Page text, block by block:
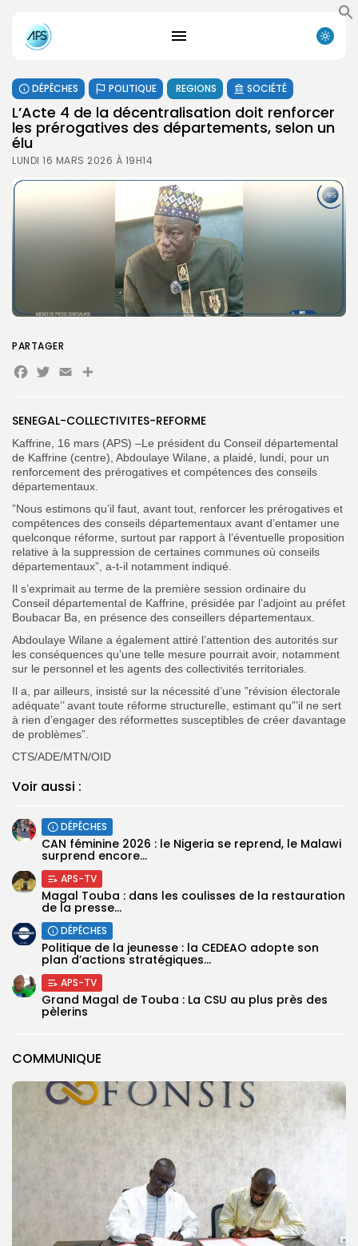
DÉPÊCHES POLITIQUE REGIONS SOCIÉTÉ
L’Acte 4 de la décentralisation doit renforcer
les prérogatives des départements, selon un
élu
LUNDI 16 MARS 2026 À 19H14
COMMUNIQUE
SENEGAL-COLLECTIVITES-REFORME
Kaffrine, 16 mars (APS) –Le président du Conseil départemental
de Kaffrine (centre), Abdoulaye Wilane, a plaidé, lundi, pour un
renforcement des prérogatives et compétences des conseils
départementaux.
”Nous estimons qu’il faut, avant tout, renforcer les prérogatives et
compétences des conseils départementaux avant d’entamer une
quelconque réforme, surtout par rapport à l’éventuelle proposition
relative à la suppression de certaines communes où conseils
départementaux”, a-t-il notamment indiqué.
Il s’exprimait au terme de la première session ordinaire du
Conseil départemental de Kaffrine, présidée par l’adjoint au préfet
Boubacar Ba, en présence des conseillers départementaux.
Abdoulaye Wilane a également attiré l’attention des autorités sur
les conséquences qu’une telle mesure pourrait avoir, notamment
sur le personnel et les agents des collectivités territoriales.
Il a, par ailleurs, insisté sur la nécessité d’une ”révision électorale
adéquate’’ avant toute réforme structurelle, estimant qu”’il ne sert
à rien d’engager des réformettes susceptibles de créer davantage
de problèmes”.
CTS/ADE/MTN/OID
Voir aussi :
DÉPÊCHES
‎CAN féminine 2026 : le Nigeria se reprend, le Malawi
surprend encore...
APS-TV
Magal Touba : dans les coulisses de la restauration
de la presse...
DÉPÊCHES
Politique de la jeunesse : la CEDEAO adopte son
plan d’actions stratégiques...
APS-TV
Grand Magal de Touba : La CSU au plus près des
pèlerins
PARTAGER
Facebook
Twitter
EmailPartager